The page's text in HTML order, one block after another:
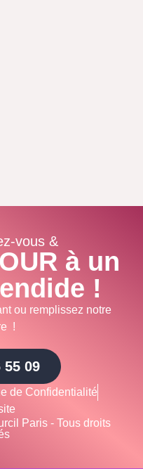
vous &
à un
!
ou remplissez notre
!
55 09
de Confidentialité
Paris - Tous droits